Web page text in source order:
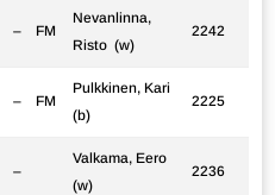
– FM
Nevanlinna,
Risto (w)
2242
– FM
Pulkkinen, Kari
(b)
2225
–
Valkama, Eero
(w)
2236